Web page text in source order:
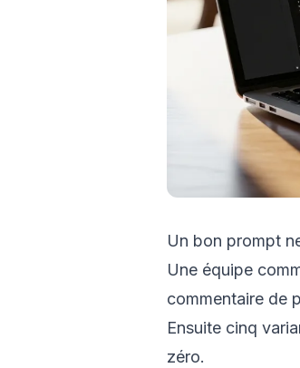
Un bon prompt
Une équipe
commentaire de
Ensuite cinq
zéro.